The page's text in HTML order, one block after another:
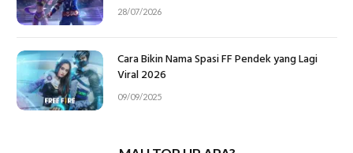
28/07/2026
Cara Bikin Nama Spasi FF Pendek yang Lagi
Viral 2026
09/09/2025